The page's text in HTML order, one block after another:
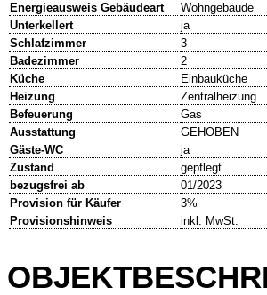
Energieausweis Gebäudeart
Wohngebäude
Unterkellert
ja
Schlafzimmer
3
Badezimmer
2
Küche
Einbauküche
Heizung
Zentralheizung
Befeuerung
Gas
Ausstattung
GEHOBEN
Gäste-WC
ja
Zustand
gepflegt
bezugsfrei ab
01/2023
Provision für Käufer
3%
Provisionshinweis
inkl. MwSt.